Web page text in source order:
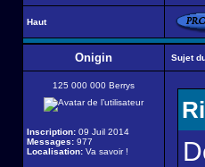
Haut
Onigin Sujet
125 000 000 Berrys
Inscription: 09 Juil 2014
Messages: 977
Localisation: Va savoir !